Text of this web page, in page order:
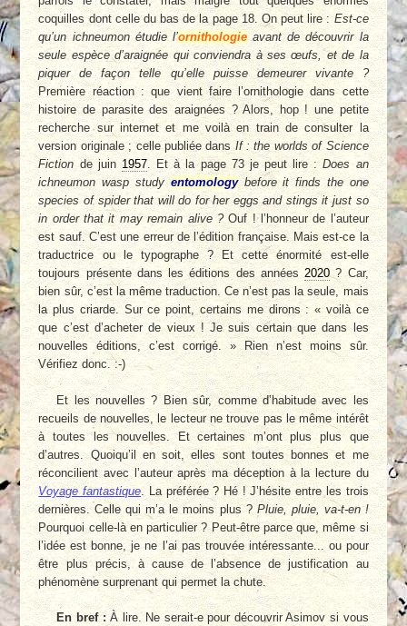
coquilles dont celle du bas de la page 18. On peut lire : Est-ce
qu’un ichneumon étudie l’ornithologieavant de découvrir la
seule espèce d’araignée qui conviendra à ses œufs, et de la
piquer de façon telle qu’elle puisse demeurer vivante ?
Première réaction : que vient faire l’ornithologie dans cette
histoire de parasite des araignées ? Alors, hop ! une petite
recherche sur internet et me voilà en train de consulter la
version originale ; celle publiée dans If : the worlds of Science
Fiction de juin 1957. Et à la page 73 je peut lire :Does an
ichneumon wasp study entomologybefore it finds the one
species of spider that will do for her eggs and stings it just so
in order that it may remain alive ?Ouf ! l’honneur de l’auteur
est sauf. C’est une erreur de l’édition française. Mais est-ce la
traductrice ou le typographe ? Et cette énormité est-elle
toujours présente dans les éditions des années2020? Car,
bien sûr, c’est la même traduction. Ce n’est pas la seule, mais
la plus criarde. Sur ce point, certains me dirons : « voilà ce
que c’est d’acheter de vieux ! Je suis certain que dans les
nouvelles éditions, c’est corrigé. » Rien n’est moins sûr.
Vérifiez donc. :-)
Et les nouvelles ? Bien sûr, comme d’habitude avec les
recueils de nouvelles, le lecteur ne trouve pas le même intérêt
à toutes les nouvelles. Et certaines m’ont plus plus que
d’autres. Quoiqu’il en soit, elles sont toutes bonnes et me
réconcilient avec l’auteur après ma déception à la lecture du
Voyage fantastique. La préférée ? Hé ! J’hésite entre les trois
dernières. Celle qui m’a le moins plus ? Pluie, pluie, va-t-en !
Pourquoi celle-là en particulier ? Peut-être parce que, même si
l’idée est bonne, je ne l’ai pas trouvée intéressante... ou pour
être plus précis, à cause de l’absence de justification au
phénomène surprenant qui permet la chute.
En bref :À lire. Ne serait-e pour découvrir Asimov si vous